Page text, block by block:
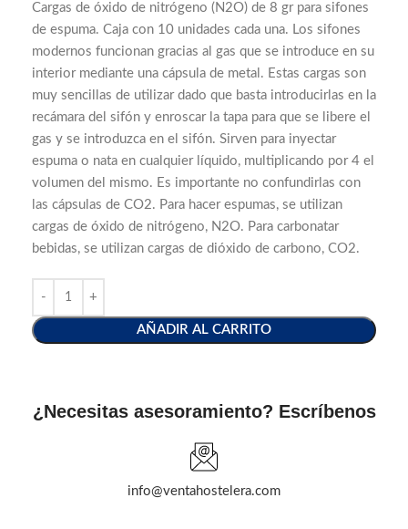
Cargas de óxido de nitrógeno (N2O) de 8 gr para sifones
de espuma. Caja con 10 unidades cada una. Los sifones
modernos funcionan gracias al gas que se introduce en su
interior mediante una cápsula de metal. Estas cargas son
muy sencillas de utilizar dado que basta introducirlas en la
recámara del sifón y enroscar la tapa para que se libere el
gas y se introduzca en el sifón. Sirven para inyectar
espuma o nata en cualquier líquido, multiplicando por 4 el
volumen del mismo. Es importante no confundirlas con
las cápsulas de CO2. Para hacer espumas, se utilizan
cargas de óxido de nitrógeno, N2O. Para carbonatar
bebidas, se utilizan cargas de dióxido de carbono, CO2.
AÑADIR AL CARRITO
¿Necesitas asesoramiento? Escríbenos
info@ventahostelera.com